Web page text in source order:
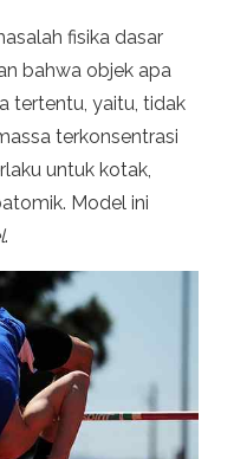
fisika dasar
bahwa objek apa
tertentu, yaitu, tidak
terkonsentrasi
untuk kotak,
Model ini
.